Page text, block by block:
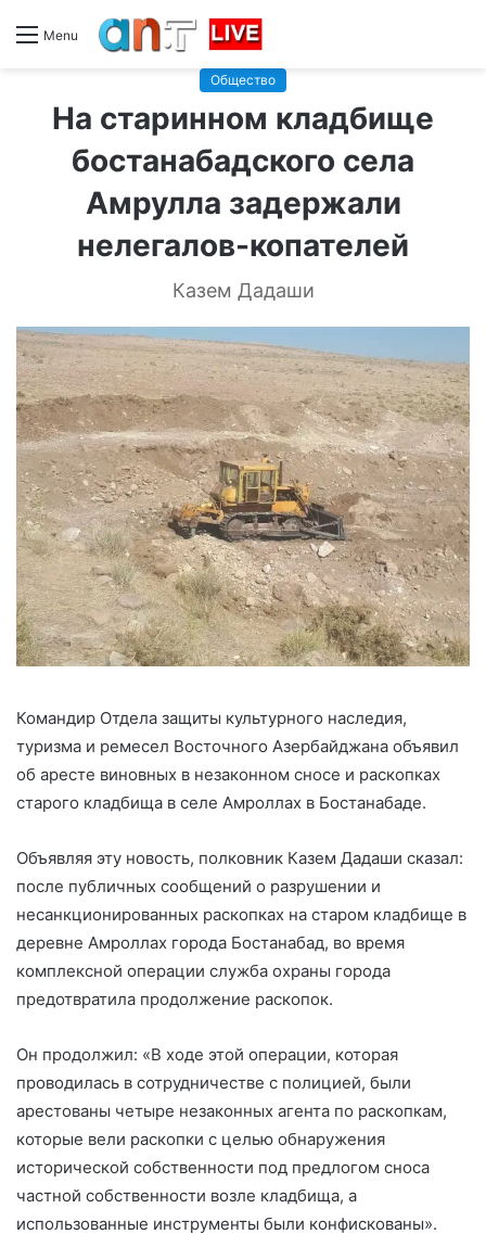
Menu
Общество
На старинном кладбище
бостанабадского села
Амрулла задержали
нелегалов-копателей
Казем Дадаши
Командир Отдела защиты культурного наследия,
туризма и ремесел Восточного Азербайджана объявил
об аресте виновных в незаконном сносе и раскопках
старого кладбища в селе Амроллах в Бостанабаде.
Объявляя эту новость, полковник Казем Дадаши сказал:
после публичных сообщений о разрушении и
несанкционированных раскопках на старом кладбище в
деревне Амроллах города Бостанабад, во время
комплексной операции служба охраны города
предотвратила продолжение раскопок.
Он продолжил: «В ходе этой операции, которая
проводилась в сотрудничестве с полицией, были
арестованы четыре незаконных агента по раскопкам,
которые вели раскопки с целью обнаружения
исторической собственности под предлогом сноса
частной собственности возле кладбища, а
использованные инструменты были конфискованы».